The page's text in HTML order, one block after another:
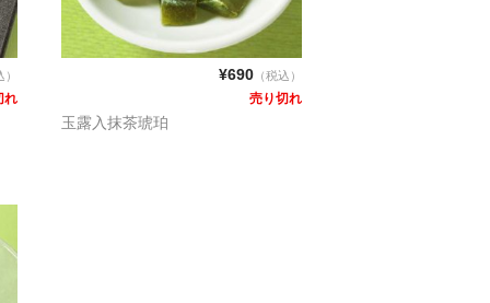
れ
¥690 （税込）
売り切れ
玉露入抹茶琥珀